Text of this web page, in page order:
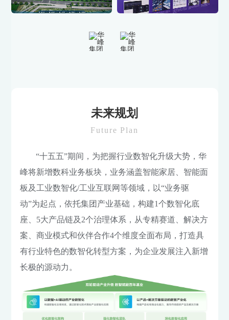
未来规划
Future Plan
“十五五”期间，为把握行业数智化升级大势，华
峰将新增数科业务板块，业务涵盖智能家居、智能面
板及工业数智化/工业互联网等领域，以“业务驱
动”为起点，依托集团产业基础，构建1个数智化底
座、5大产品链及2个治理体系，从专精赛道、解决方
案、商业模式和伙伴合作4个维度全面布局，打造具
有行业特色的数智化转型方案，为企业发展注入新增
长极的源动力。